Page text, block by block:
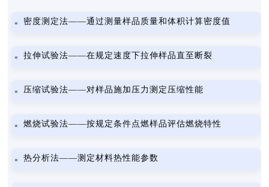
密度测定法——通过测量样品质量和体积计算密度值
拉伸试验法——在规定速度下拉伸样品直至断裂
压缩试验法——对样品施加压力测定压缩性能
燃烧试验法——按规定条件点燃样品评估燃烧特性
热分析法——测定材料热性能参数